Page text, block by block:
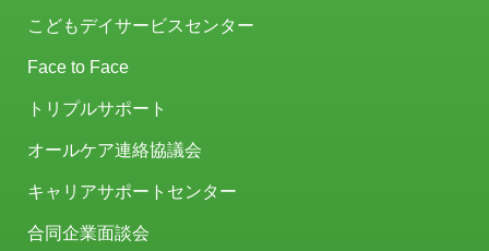
こどもデイサービスセンター
Face to Face
トリプルサポート
オールケア連絡協議会
キャリアサポートセンター
合同企業面談会